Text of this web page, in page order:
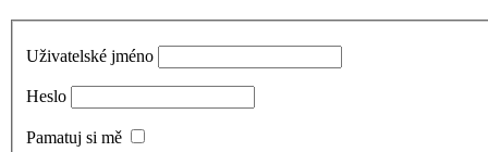
Uživatelské jméno
Heslo
Pamatuj si mě